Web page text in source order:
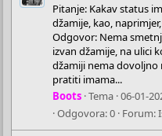
Pitanje: Kakav status
džamije, kao,
Odgovor: Nema
izvan džamije, na ulici
džamiji nema
pratiti imama...
Boots Tema 06-01-
Odgovora: 0 Forum: